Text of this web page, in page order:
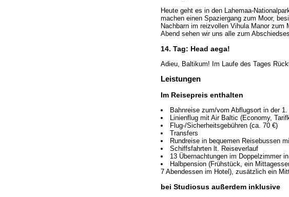
Heute geht es in den Lahemaa-
machen einen Spaziergang zum Moor,
Nachbarn im reizvollen Vihula Manor
Abend sehen wir uns alle zum
14. Tag: Head aega!
Adieu, Baltikum! Im Laufe des Tages
Leistungen
Im Reisepreis enthalten
Bahnreise zum/vom Abflugsort in der
Linienflug mit Air Baltic (Economy,
Flug-/Sicherheitsgebühren (ca. 70 €)
Transfers
Rundreise in bequemen Reisebussen
Schiffsfahrten lt. Reiseverlauf
13 Übernachtungen im Doppelzimmer
Halbpension (Frühstück, ein
7 Abendessen im Hotel), zusätzlich ein
bei Studiosus außerdem inklusive